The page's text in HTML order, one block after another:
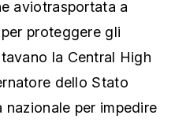
aviotrasportata a
proteggere gli
la Central High
dello Stato
per impedire